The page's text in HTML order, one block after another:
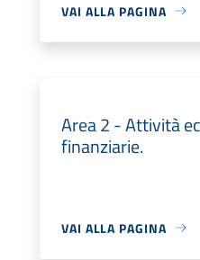
VAI ALLA PAGINA
Area 2 - Attività
finanziarie.
VAI ALLA PAGINA